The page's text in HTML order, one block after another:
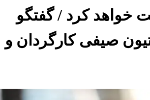
خواهد کرد / گفتگو
صیفی کارگردان و